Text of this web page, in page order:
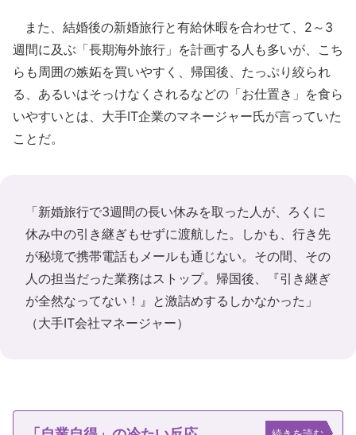
また、結婚後の新婚旅行と有給休暇を合わせて、2～3
週間に及ぶ「長期海外旅行」を計画する人も多いが、こち
らも周囲の嫉妬を買いやすく、帰国後、たっぷり絞られ
る、あるいはそっけなくされるなどの「お仕置き」を食ら
いやすいとは、大手IT企業のマネージャー氏が言っていた
ことだ。
「新婚旅行で3週間の長い休みを取った人が、ろくに
休み中の引き継ぎもせずに渡航した。しかも、行き先
が秘境で携帯電話もメールも通じない。その間、その
人の担当だった業務はストップ。帰国後、『引き継ぎ
が全然なってない！』と激詰めするしかなかった」
（大手IT会社マネージャー）